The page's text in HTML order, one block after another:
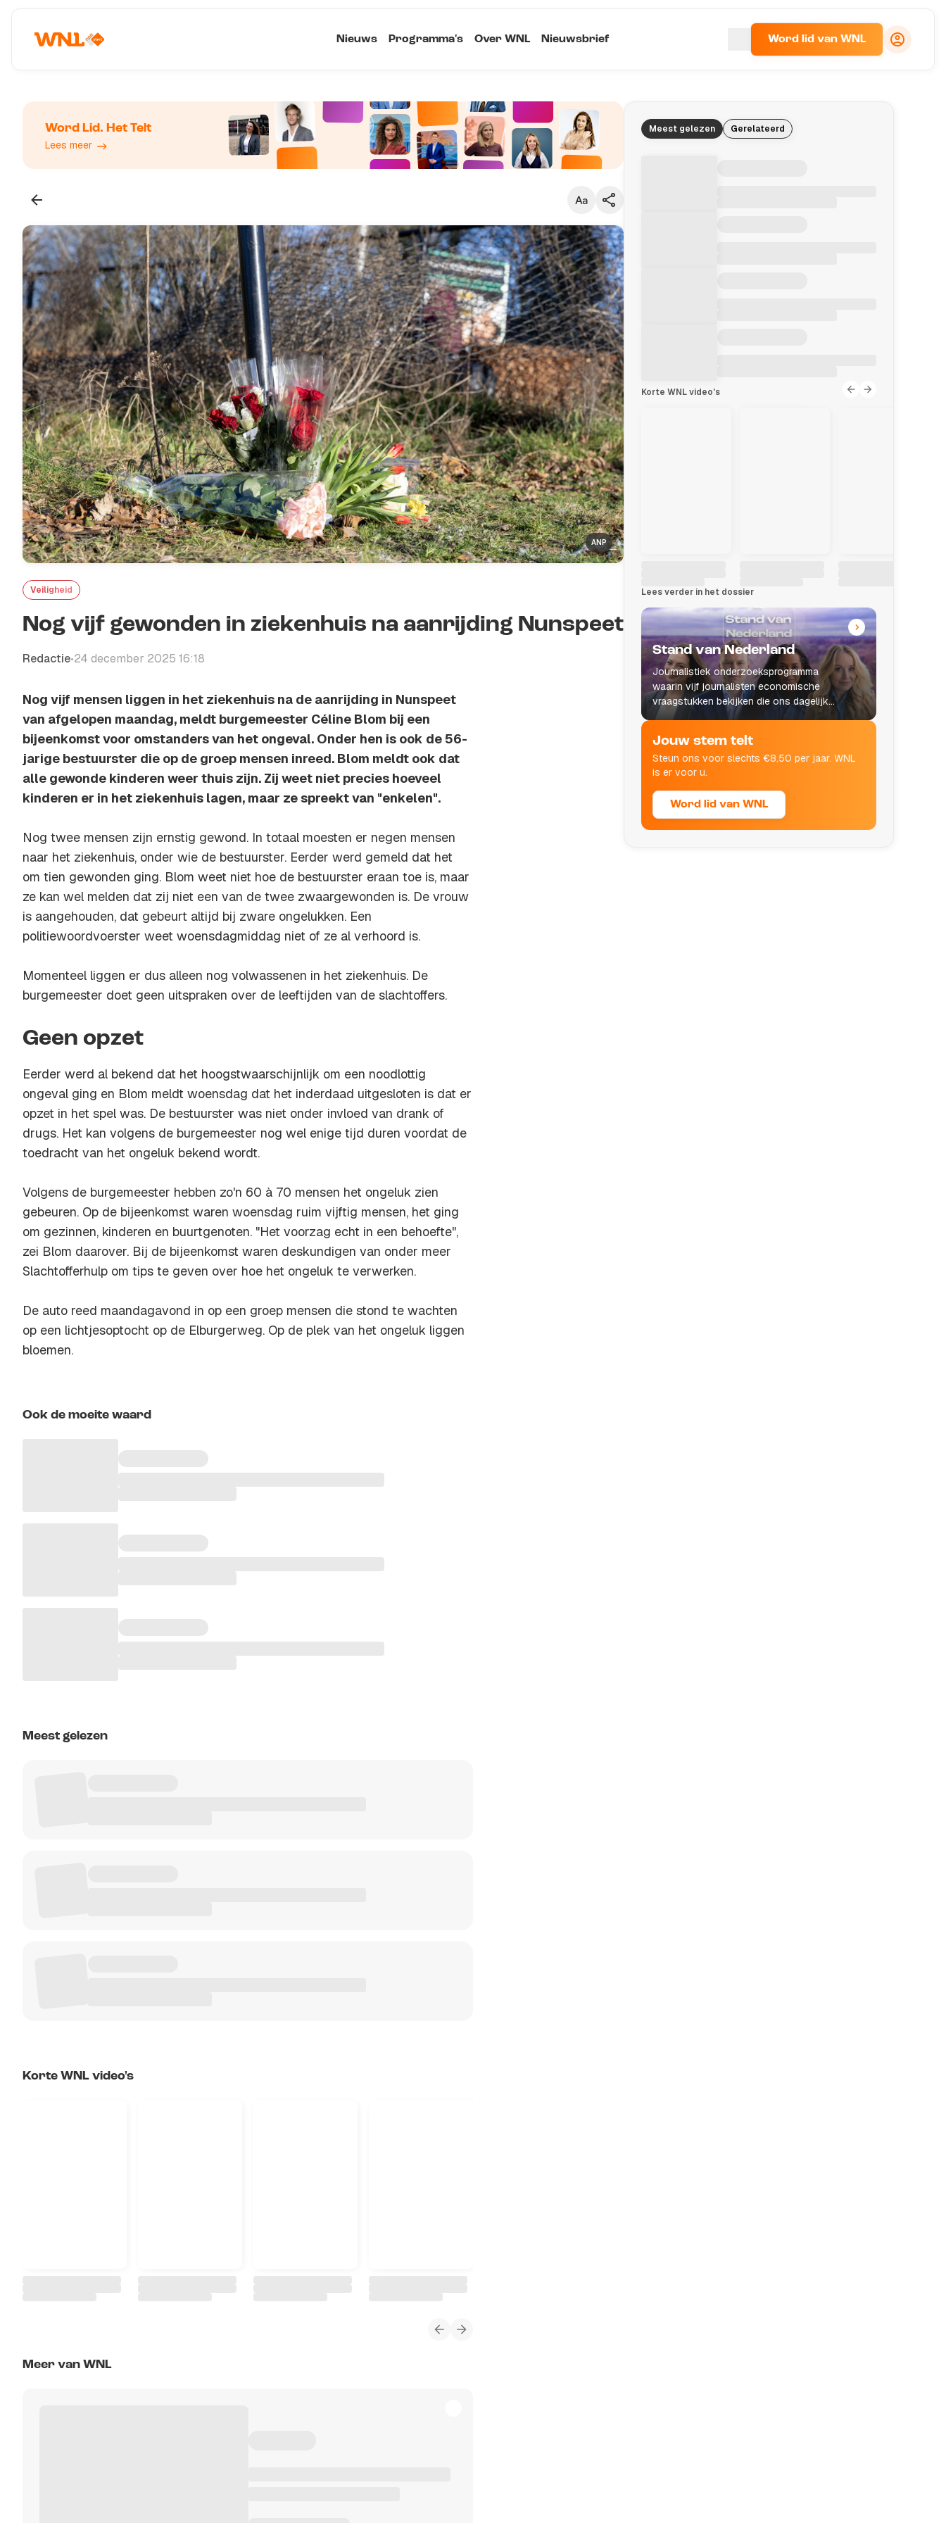
Nieuws Programma's Over WNL Nieuwsbrief Word lid van WNL
Word Lid. Het Telt
Lees meer
Klein
Standaard
Groot
Kopieer link
ANP
Veiligheid
Nog vijf gewonden in ziekenhuis na aanrijding Nunspeet
Redactie•24 december 2025 16:18
Nog vijf mensen liggen in het ziekenhuis na de aanrijding in Nunspeet
van afgelopen maandag, meldt burgemeester Céline Blom bij een
bijeenkomst voor omstanders van het ongeval. Onder hen is ook de 56-
jarige bestuurster die op de groep mensen inreed. Blom meldt ook dat
alle gewonde kinderen weer thuis zijn. Zij weet niet precies hoeveel
kinderen er in het ziekenhuis lagen, maar ze spreekt van "enkelen".
Nog twee mensen zijn ernstig gewond. In totaal moesten er negen mensen
naar het ziekenhuis, onder wie de bestuurster. Eerder werd gemeld dat het
om tien gewonden ging. Blom weet niet hoe de bestuurster eraan toe is, maar
ze kan wel melden dat zij niet een van de twee zwaargewonden is. De vrouw
is aangehouden, dat gebeurt altijd bij zware ongelukken. Een
politiewoordvoerster weet woensdagmiddag niet of ze al verhoord is.
Momenteel liggen er dus alleen nog volwassenen in het ziekenhuis. De
burgemeester doet geen uitspraken over de leeftijden van de slachtoffers.
Geen opzet
Eerder werd al bekend dat het hoogstwaarschijnlijk om een noodlottig
ongeval ging en Blom meldt woensdag dat het inderdaad uitgesloten is dat er
opzet in het spel was. De bestuurster was niet onder invloed van drank of
drugs. Het kan volgens de burgemeester nog wel enige tijd duren voordat de
toedracht van het ongeluk bekend wordt.
Volgens de burgemeester hebben zo'n 60 à 70 mensen het ongeluk zien
gebeuren. Op de bijeenkomst waren woensdag ruim vijftig mensen, het ging
om gezinnen, kinderen en buurtgenoten. "Het voorzag echt in een behoefte",
zei Blom daarover. Bij de bijeenkomst waren deskundigen van onder meer
Slachtofferhulp om tips te geven over hoe het ongeluk te verwerken.
De auto reed maandagavond in op een groep mensen die stond te wachten
op een lichtjesoptocht op de Elburgerweg. Op de plek van het ongeluk liggen
bloemen.
Ook de moeite waard
Meest gelezen
Korte WNL video's
Meer van WNL
Meest gelezen Gerelateerd
Korte WNL video's
Lees verder in het dossier
Stand van Nederland
Journalistiek onderzoeksprogramma
waarin vijf journalisten economische
vraagstukken bekijken die ons dagelijks
leven raken.
Jouw stem telt
Steun ons voor slechts €8,50 per jaar. WNL
is er voor u.
Word lid van WNL